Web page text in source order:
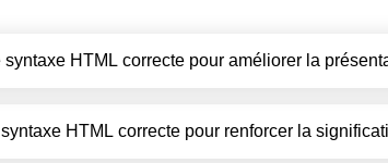
HTML correcte pour améliorer la
HTML correcte pour renforcer la